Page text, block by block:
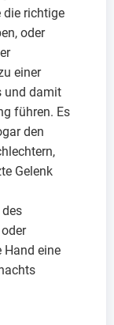
die richtige
oder
einer
und damit
führen. Es
den
Gelenk
Hand eine